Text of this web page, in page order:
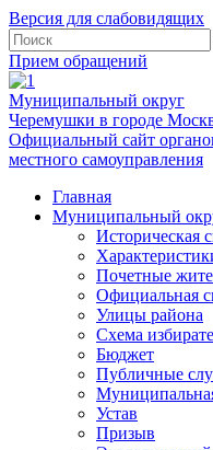
Версия для слабовидящих
Прием обращений
Муниципальный округ
Черемушки в городе
Официальный сайт
местного самоуправления
Главная
Муниципальный
Историческая
Почетные
Официальная
Улицы района
Схема
Бюджет
Публичные
Устав
Призыв